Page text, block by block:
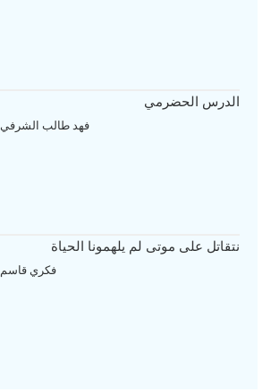
الدرس الحضرمي
فهد طالب الشرفي
نتقاتل على موتى لم يلهمونا الحياة
فكري قاسم